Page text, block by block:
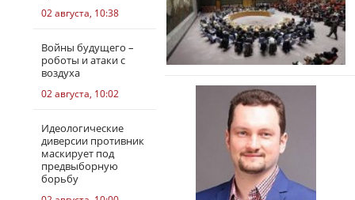
02 августа, 10:38
Войны будущего –
роботы и атаки с
воздуха
02 августа, 10:02
Идеологические
диверсии противник
маскирует под
предвыборную
борьбу